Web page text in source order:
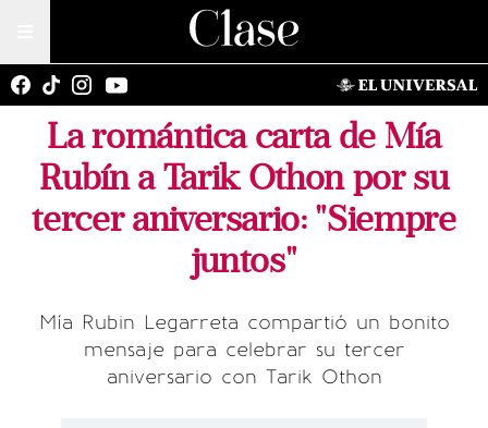
La romántica carta de Mía
Rubín a Tarik Othon por su
tercer aniversario: "Siempre
juntos"
Mía Rubin Legarreta compartió un bonito
mensaje para celebrar su tercer
aniversario con Tarik Othon